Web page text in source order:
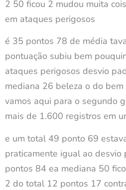
2 50 ficou 2 mudou muita
em ataques perigosos
é 35 pontos 78 de média
pontuação subiu bem
ataques perigosos desvio
mediana 26 beleza o do
vamos aqui para o segundo
mais de 1.600 registros em
e um total 49 ponto 69
praticamente igual ao
pontos 84 ea mediana 50
2 do total 12 pontos 17